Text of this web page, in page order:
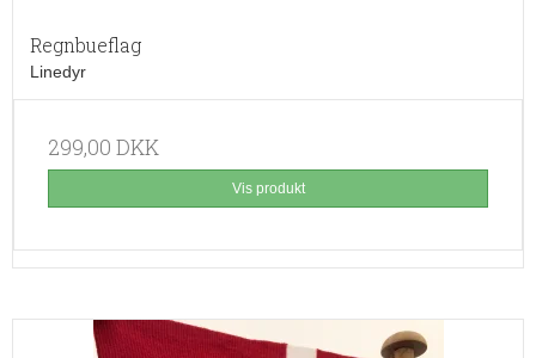
Regnbueflag
Linedyr
299,00 DKK
Vis produkt